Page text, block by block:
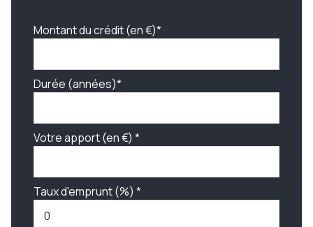
Montant du crédit (en €)*
Durée (années)*
Votre apport (en €) *
Taux d'emprunt (%) *